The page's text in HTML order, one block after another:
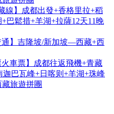
線】成都出發+香格里拉+稻
巴鬆措+羊湖+拉薩12天11晚
通】吉隆坡/新加坡—西藏+西
車票】成都往返飛機+青藏
巴瓦峰+日喀则+羊湖+珠峰
旅遊拼團